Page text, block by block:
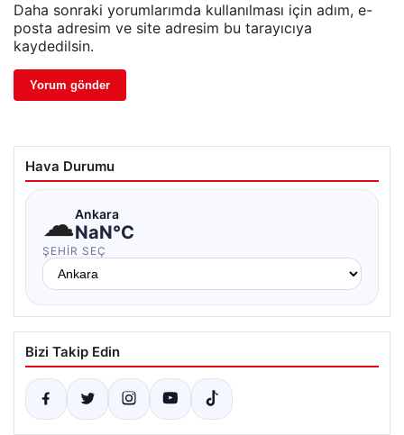
Daha sonraki yorumlarımda kullanılması için adım, e-
posta adresim ve site adresim bu tarayıcıya
kaydedilsin.
Hava Durumu
☁Ankara
NaN°C
ŞEHIR SEÇ
Bizi Takip Edin